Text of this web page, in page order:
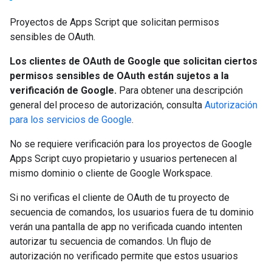
Proyectos de Apps Script que solicitan permisos
sensibles de OAuth.
Los clientes de OAuth de Google que solicitan ciertos
permisos sensibles de OAuth están sujetos a la
verificación de Google. Para obtener una descripción
general del proceso de autorización, consulta Autorización
para los servicios de Google.
No se requiere verificación para los proyectos de Google
Apps Script cuyo propietario y usuarios pertenecen al
mismo dominio o cliente de Google Workspace.
Si no verificas el cliente de OAuth de tu proyecto de
secuencia de comandos, los usuarios fuera de tu dominio
verán una pantalla de app no verificada cuando intenten
autorizar tu secuencia de comandos. Un flujo de
autorización no verificado permite que estos usuarios